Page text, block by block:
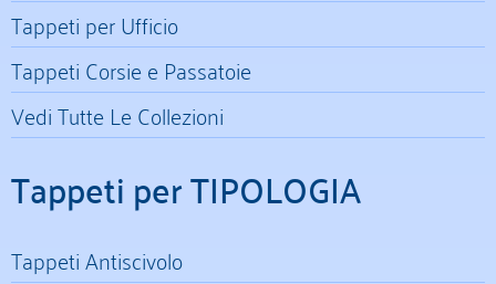
Tappeti per Ufficio
Tappeti Corsie e Passatoie
Vedi Tutte Le Collezioni
Tappeti per TIPOLOGIA
Tappeti Antiscivolo